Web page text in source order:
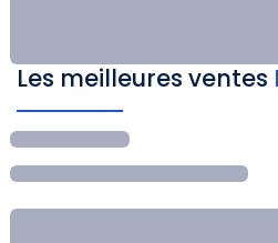
Les meilleures ventes